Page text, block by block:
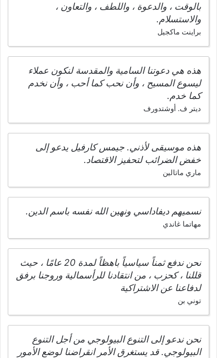
بالوقت ، والدعوة ، واللطف ، والتعاون ،
والاستسلام.
براينت ماكجيل
هذه هي دعوتنا السامية والمقدسة لنكون عملاء
ليسوع المسيح ، وأن نحب كما أحب ، وأن نخدم
كما خدم.
ديتر ف. أوشتدورف
هذه موسيقى لأذني. جيمس كارفيل يدعو إلى
خفض الضرائب لتحفيز الاقتصاد.
ماري ماتالين
نسميهم ديفاداسي ونهين الله نفسه باسم الدين.
مهاتما غاندي
نحن ندفع ثمناً سياسياً باهظاً لمدة 20 عامًا ، حيث
قللنا ، كحزب ، من انتقادنا للرأسمالية وروجنا برفق
لدفاعنا عن الاشتراكية
توني بن
نحن ندعو إلى التنوع البيولوجي من أجل التنوع
البيولوجي. قد يستغرق الأمر انقراضنا لوضع الأمور